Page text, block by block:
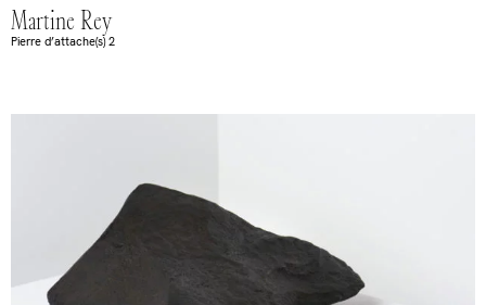
Martine Rey
Pierre d’attache(s) 2